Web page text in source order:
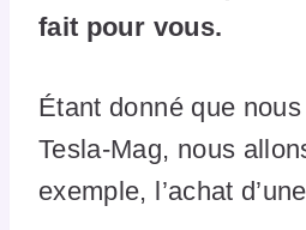
fait pour vous.
Étant donné que
Tesla-Mag, nous
exemple, l’achat